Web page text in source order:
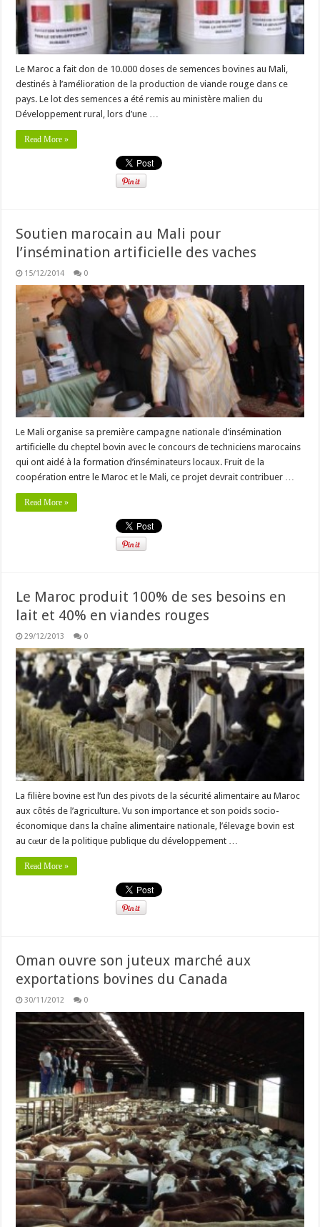
Le Maroc a fait don de 10.000 doses de semences bovines au Mali,
destinés à l’amélioration de la production de viande rouge dans ce
pays. Le lot des semences a été remis au ministère malien du
Développement rural, lors d’une …
Read More »
Soutien marocain au Mali pour
l’insémination artificielle des vaches
15/12/2014 0
Le Mali organise sa première campagne nationale d’insémination
artificielle du cheptel bovin avec le concours de techniciens marocains
qui ont aidé à la formation d’inséminateurs locaux. Fruit de la
coopération entre le Maroc et le Mali, ce projet devrait contribuer …
Read More »
Le Maroc produit 100% de ses besoins en
lait et 40% en viandes rouges
29/12/2013 0
La filière bovine est l’un des pivots de la sécurité alimentaire au Maroc
aux côtés de l’agriculture. Vu son importance et son poids socio-
économique dans la chaîne alimentaire nationale, l’élevage bovin est
au cœur de la politique publique du développement …
Read More »
Oman ouvre son juteux marché aux
exportations bovines du Canada
30/11/2012 0